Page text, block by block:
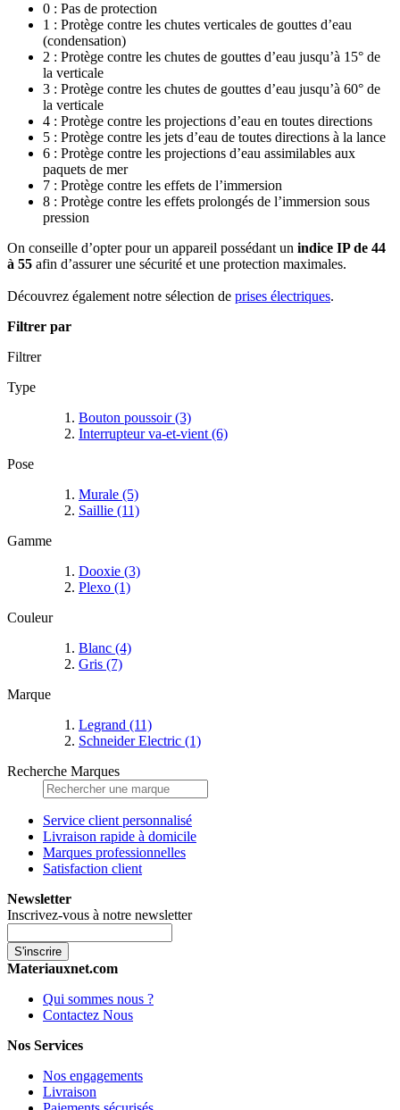
0 : Pas de protection
1 : Protège contre les chutes verticales de gouttes d’eau
(condensation)
2 : Protège contre les chutes de gouttes d’eau jusqu’à 15° de
la verticale
3 : Protège contre les chutes de gouttes d’eau jusqu’à 60° de
la verticale
4 : Protège contre les projections d’eau en toutes directions
5 : Protège contre les jets d’eau de toutes directions à la lance
6 : Protège contre les projections d’eau assimilables aux
paquets de mer
7 : Protège contre les effets de l’immersion
8 : Protège contre les effets prolongés de l’immersion sous
pression
On conseille d’opter pour un appareil possédant un indice IP de 44
à 55 afin d’assurer une sécurité et une protection maximales.
Découvrez également notre sélection de prises électriques.
Filtrer par
Filtrer
Type
Bouton poussoir(3)
Interrupteur va-et-vient (6)
Pose
Murale (5)
Saillie (11)
Gamme
Dooxie (3)
Plexo (1)
Couleur
Blanc (4)
Gris (7)
Marque
Legrand (11)
Schneider Electric (1)
Recherche Marques
Service client personnalisé
Livraison rapide à domicile
Marques professionnelles
Satisfaction client
Newsletter
Inscrivez-vous à notre newsletter
S'inscrire
Materiauxnet.com
Qui sommes nous ?
Contactez Nous
Nos Services
Nos engagements
Livraison